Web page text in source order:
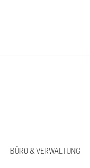
BÜRO & VERWALTUNG